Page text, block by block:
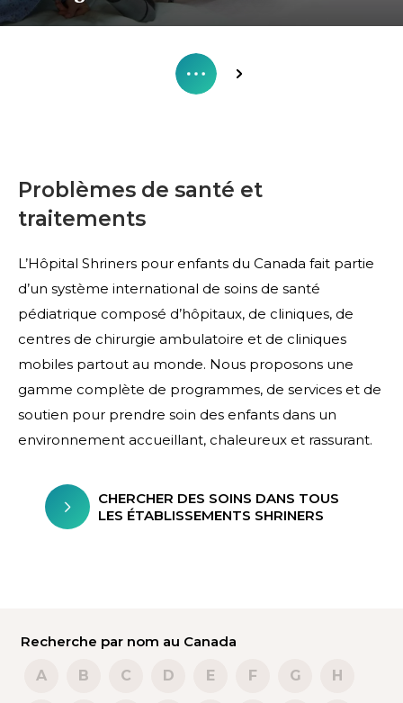
Problèmes de santé et
traitements
L’Hôpital Shriners pour enfants du Canada fait partie
d’un système international de soins de santé
pédiatrique composé d’hôpitaux, de cliniques, de
centres de chirurgie ambulatoire et de cliniques
mobiles partout au monde. Nous proposons une
gamme complète de programmes, de services et de
soutien pour prendre soin des enfants dans un
environnement accueillant, chaleureux et rassurant.
CHERCHER DES SOINS DANS TOUS
LES ÉTABLISSEMENTS SHRINERS
Recherche par nom au Canada
A
B C D E F G H